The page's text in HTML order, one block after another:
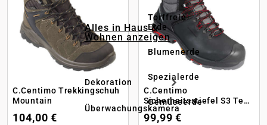
Alles in Haus &
Wohnen anzeigen
Dekoration
Überwachungskamera
Torffreie
Erde
Blumenerde
Spezialerde
Gemüseerde
C.Centimo Trekkingschuh
Mountain
104,00 €
C.Centimo
Sicherheitsstiefel S3 Tech
500
99,99 €